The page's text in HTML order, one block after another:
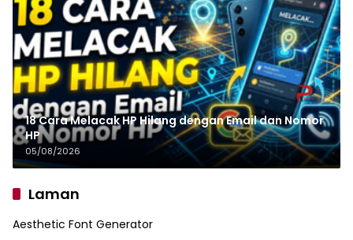
18 Cara Melacak HP Hilang dengan Email dan Nomor
HP
05/08/2026
Laman
Aesthetic Font Generator